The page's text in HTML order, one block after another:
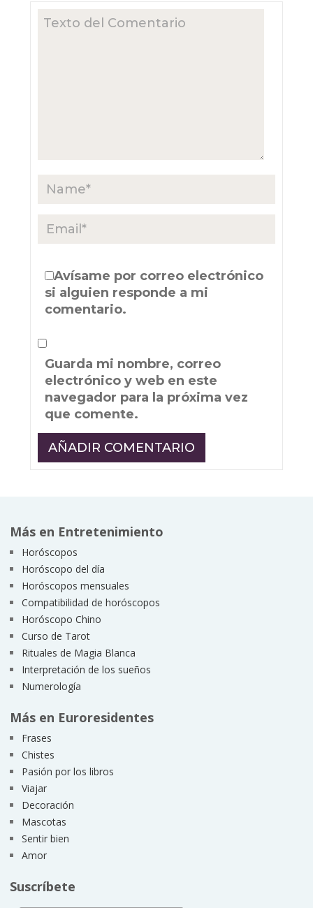
Avísame por correo electrónico
si alguien responde a mi
comentario.
Guarda mi nombre, correo
electrónico y web en este
navegador para la próxima vez
que comente.
Más en Entretenimiento
Horóscopos
Horóscopo del día
Horóscopos mensuales
Compatibilidad de horóscopos
Horóscopo Chino
Curso de Tarot
Rituales de Magia Blanca
Interpretación de los sueños
Numerología
Más en Euroresidentes
Frases
Chistes
Pasión por los libros
Viajar
Decoración
Mascotas
Sentir bien
Amor
Suscríbete